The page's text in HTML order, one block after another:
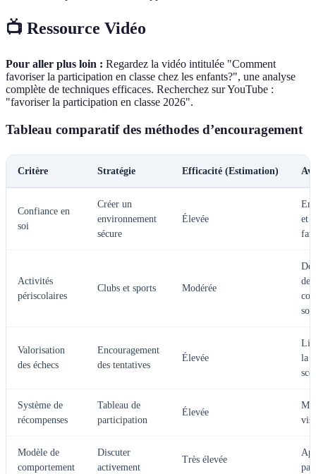
📺 Ressource Vidéo
Pour aller plus loin : Regardez la vidéo intitulée "Comment
favoriser la participation en classe chez les enfants?", une analyse
complète de techniques efficaces. Recherchez sur YouTube :
"favoriser la participation en classe 2026".
Tableau comparatif des méthodes d’encouragement
Critère Stratégie Efficacité (Estimation)
Confiance en
soi
Créer un
environnement
sécure
Élevée
et
Activités
périscolaires
Clubs et sports Modérée
des
Valorisation
des échecs
Encouragement
des tentatives
Élevée
la
Système de
récompenses
Tableau de
participation
Élevée
Modèle de
comportement
Discuter
activement
Très élevée